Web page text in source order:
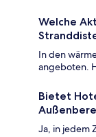
Welche
In den
angeboten.
Bietet
Ja, in jedem